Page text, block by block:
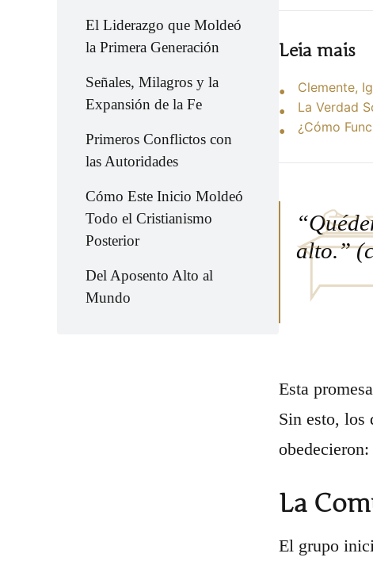
El Liderazgo que Moldeó
la Primera Generación
Señales, Milagros y la
Expansión de la Fe
Primeros Conflictos con
las Autoridades
Cómo Este Inicio Moldeó
Todo el Cristianismo
Posterior
Del Aposento Alto al
Mundo
Leia mais
Clemente,
La Verdad
¿Cómo
alto.”
Esta
Sin esto, los
La
El grupo